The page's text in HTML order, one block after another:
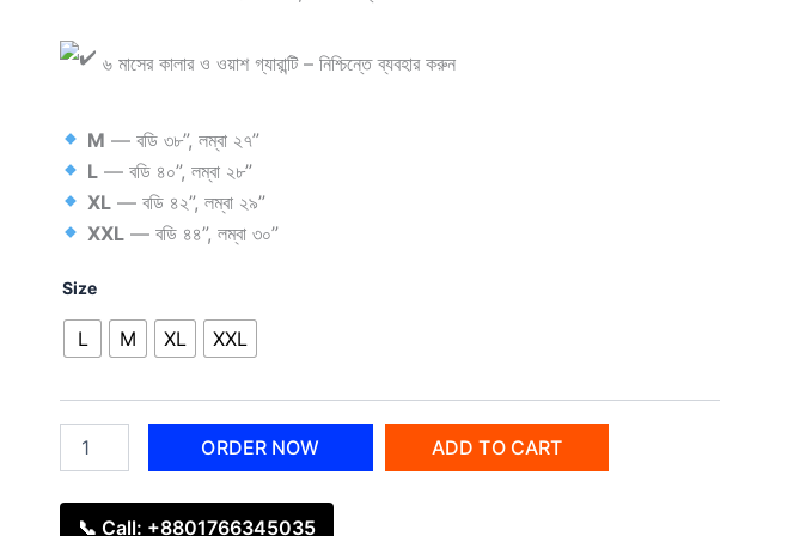
৬ মাসের কালার ও ওয়াশ গ্যারান্টি – নিশ্চিন্তে ব্যবহার করুন
M — বডি ৩৮”, লম্বা ২৭”
L — বডি ৪০”, লম্বা ২৮”
XL — বডি ৪২”, লম্বা ২৯”
XXL — বডি ৪৪”, লম্বা ৩০”
Size
L M XL XXL
ORDER NOW ADD TO CART
📞 Call: +8801766345035